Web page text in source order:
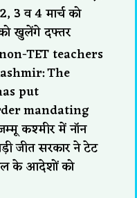
3 व 4 मार्च को
खुलेंगे दफ्तर
TET teachers
The
put
mandating
कश्मीर में नॉन
जीत सरकार ने टेट
के आदेशों को